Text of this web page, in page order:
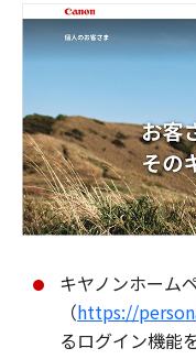
キヤノンホーム
（https://
るログイン機能